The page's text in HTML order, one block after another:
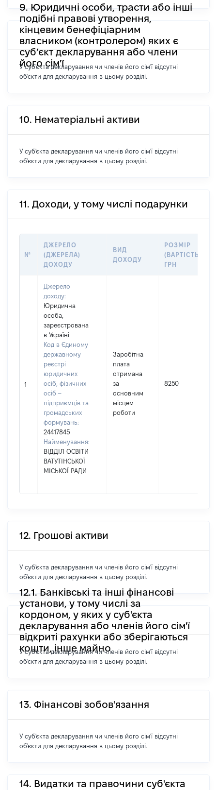
9. Юридичні особи, трасти або інші
подібні правові утворення,
кінцевим бенефіціарним
власником (контролером) яких є
суб’єкт декларування або члени
його сім'ї
У суб'єкта декларування чи членів його сім'ї відсутні
об'єкти для декларування в цьому розділі.
10. Нематеріальні активи
У суб'єкта декларування чи членів його сім'ї відсутні
об'єкти для декларування в цьому розділі.
11. Доходи, у тому числі подарунки
№
ДЖЕРЕЛО
(ДЖЕРЕЛА)
ДОХОДУ
ВИД
ДОХОДУ
РОЗМІР
(ВАРТІСТЬ),
ГРН
1
Джерело
доходу:
Юридична
особа,
зареєстрована
в Україні
Код в Єдиному
державному
реєстрі
юридичних
осіб, фізичних
осіб –
підприємців та
громадських
формувань:
24417845
Найменування:
ВІДДІЛ ОСВІТИ
ВАТУТІНСЬКОЇ
МІСЬКОЇ РАДИ
Заробітна
плата
отримана
за
основним
місцем
роботи
8250
12. Грошові активи
У суб'єкта декларування чи членів його сім'ї відсутні
об'єкти для декларування в цьому розділі.
12.1. Банківські та інші фінансові
установи, у тому числі за
кордоном, у яких у суб'єкта
декларування або членів його сім'ї
відкриті рахунки або зберігаються
кошти, інше майно
У суб'єкта декларування чи членів його сім'ї відсутні
об'єкти для декларування в цьому розділі.
13. Фінансові зобов'язання
У суб'єкта декларування чи членів його сім'ї відсутні
об'єкти для декларування в цьому розділі.
14. Видатки та правочини суб'єкта